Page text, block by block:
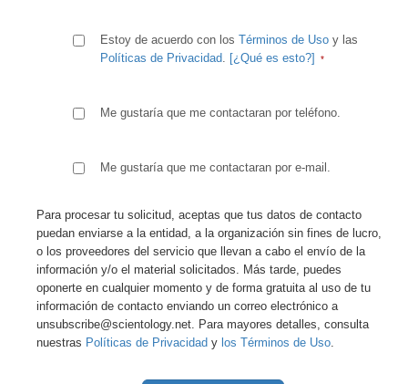
Estoy de acuerdo con los Términos de Uso y las
Políticas de Privacidad. [¿Qué es esto?]
Me gustaría que me contactaran por teléfono.
Me gustaría que me contactaran por e-mail.
Para procesar tu solicitud, aceptas que tus datos de contacto
puedan enviarse a la entidad, a la organización sin fines de lucro,
o los proveedores del servicio que llevan a cabo el envío de la
información y/o el material solicitados. Más tarde, puedes
oponerte en cualquier momento y de forma gratuita al uso de tu
información de contacto enviando un correo electrónico a
unsubscribe@scientology.net. Para mayores detalles, consulta
nuestras Políticas de Privacidad y los Términos de Uso.